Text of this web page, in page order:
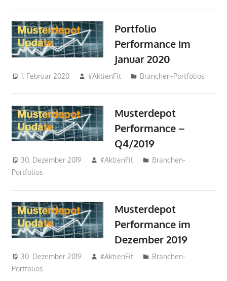
Portfolio
Performance im
Januar 2020
1. Februar 2020 #AktienFit Branchen-Portfolios
Musterdepot
Performance –
Q4/2019
30. Dezember 2019 #AktienFit
Branchen-
Portfolios
Musterdepot
Performance im
Dezember 2019
30. Dezember 2019 #AktienFit
Branchen-
Portfolios